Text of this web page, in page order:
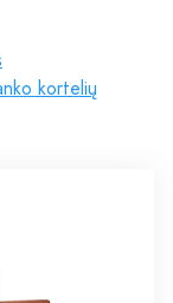
kortelių